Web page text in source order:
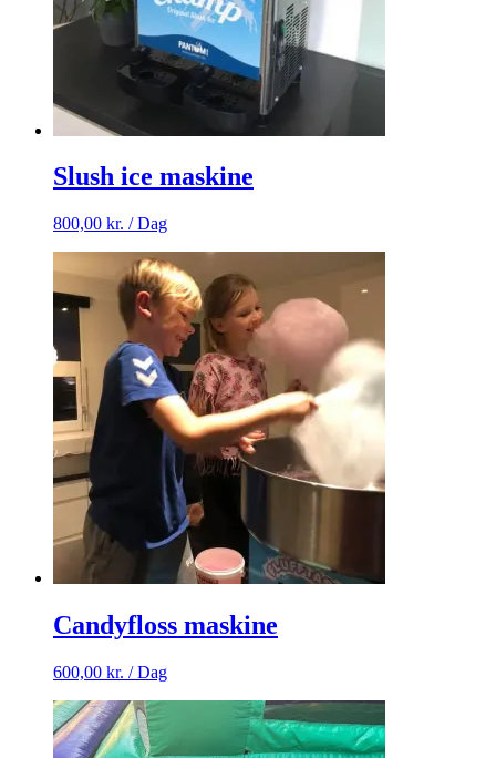
Slush ice maskine
800,00 kr. / Dag
Candyfloss maskine
600,00 kr. / Dag